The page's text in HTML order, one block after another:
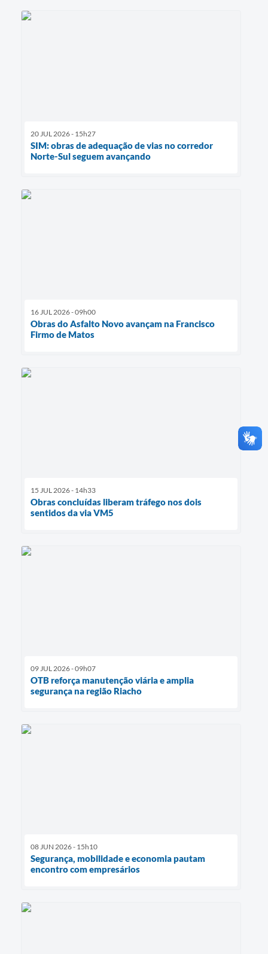
20 JUL 2026 - 15h27
SIM: obras de adequação de vias no corredor
Norte-Sul seguem avançando
16 JUL 2026 - 09h00
Obras do Asfalto Novo avançam na Francisco
Firmo de Matos
15 JUL 2026 - 14h33
Obras concluídas liberam tráfego nos dois
sentidos da via VM5
09 JUL 2026 - 09h07
OTB reforça manutenção viária e amplia
segurança na região Riacho
08 JUN 2026 - 15h10
Segurança, mobilidade e economia pautam
encontro com empresários